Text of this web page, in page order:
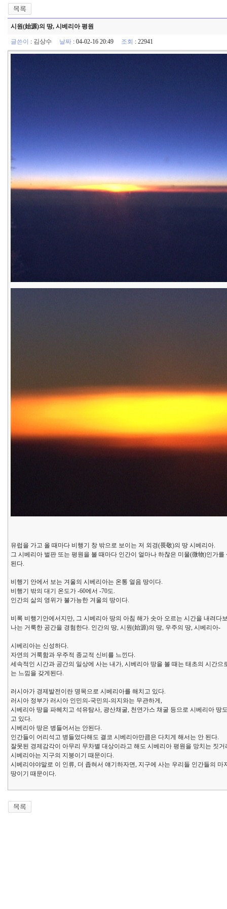
시원(始源)의 땅, 시베리아 평원
글쓴이 : 김상수 날짜 : 04-02-16 20:49 조회 : 22941
유럽을 가고 올 때마다 비행기 창 밖으로 보이는 저 외경(畏敬)의 땅 시베리아.
그 시베리아 벌판 또는 평원을 볼 때마다 인간이 얼마나 하찮은 미물(微物)인가를
된다.
비행기 안에서 보는 겨울의 시베리아는 온통 얼음 땅이다.
비행기 밖의 대기 온도가 -60에서 -70도.
인간의 삶의 영위가 불가능한 겨울의 땅이다.
비록 비행기안에서지만, 그 시베리아 땅의 아침 해가 솟아 오르는 시간을 내려다
나는 거룩한 공간을 경험한다. 인간의 땅, 시원(始源)의 땅, 우주의 땅, 시베리아-
시베리아는 신성하다.
자연의 거룩함과 우주적 종교적 신비를 느낀다.
세속적인 시간과 공간의 일상에 사는 내가, 시베리아 땅을 볼 때는 태초의 시간으
는 느낌을 갖게된다.
러시아가 경제발전이란 명목으로 시베리아를 해치고 있다.
러시아 정부가 러시아 인민의-국민의-의지와는 무관하게,
시베리아 땅을 파헤치고 석유탐사, 광산채굴, 천연가스 채굴 등으로 시베리아 땅
고 있다.
시베리아 땅은 병들어서는 안된다.
인간들이 어리석고 병들었다해도 결코 시베리아만큼은 다치게 해서는 안 된다.
잘못된 경제감각이 아무리 무차별 대상이라고 해도 시베리아 평원을 망치는 짓
시베리아는 지구의 지붕이기 때문이다.
시베리야야말로 이 인류, 더 좁혀서 얘기하자면, 지구에 사는 우리들 인간들의 마
땅이기 때문이다.